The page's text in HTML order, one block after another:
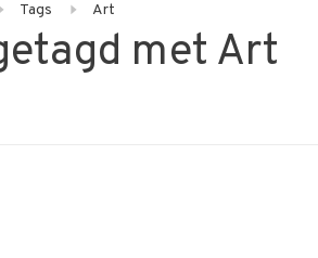
Tags Art
met Art